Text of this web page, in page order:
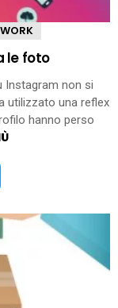
le foto
Instagram non si
utilizzato una reflex
hanno perso